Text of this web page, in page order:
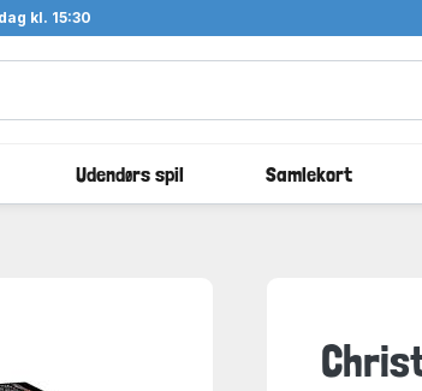
kl. 15:30
Udendørs spil Samlekort